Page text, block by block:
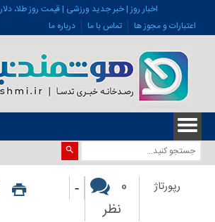
اخبار روز | خبر جدید ورزشی | قیمت روز طلا،
اعتبارات و مجوز ها
تماس با ما درباره ما
رپورتاژ
0
نظر
-